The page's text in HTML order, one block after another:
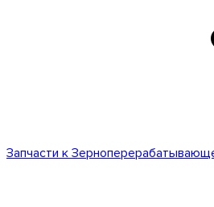
Запчасти к